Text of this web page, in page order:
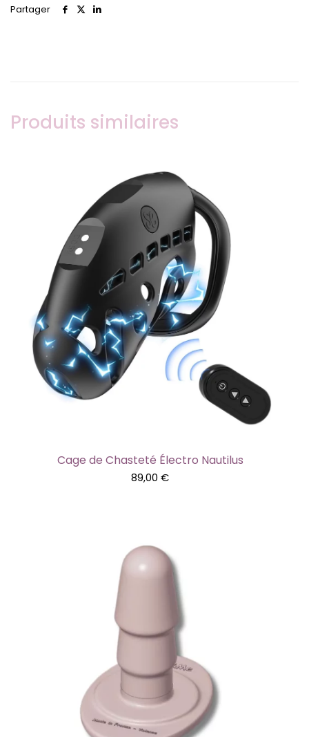
Partager
Produits similaires
Cage de Chasteté Électro Nautilus
89,00€